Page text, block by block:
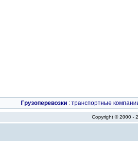
Грузоперевозки : транспортные
Copyright © 2000 -